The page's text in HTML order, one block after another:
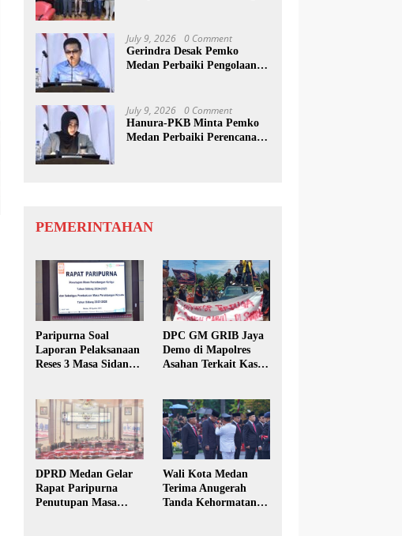
July 9, 2026 0 Comment
Gerindra Desak Pemko
Medan Perbaiki Pengolaan
July 9, 2026 0 Comment
Hanura-PKB Minta Pemko
Medan Perbaiki Perencanaan
PEMERINTAHAN
Paripurna Soal
Laporan Pelaksanaan
Reses 3 Masa Sidang
DPC GM GRIB Jaya
Demo di Mapolres
Asahan Terkait Kasus
DPRD Medan Gelar
Rapat Paripurna
Penutupan Masa
Wali Kota Medan
Terima Anugerah
Tanda Kehormatan